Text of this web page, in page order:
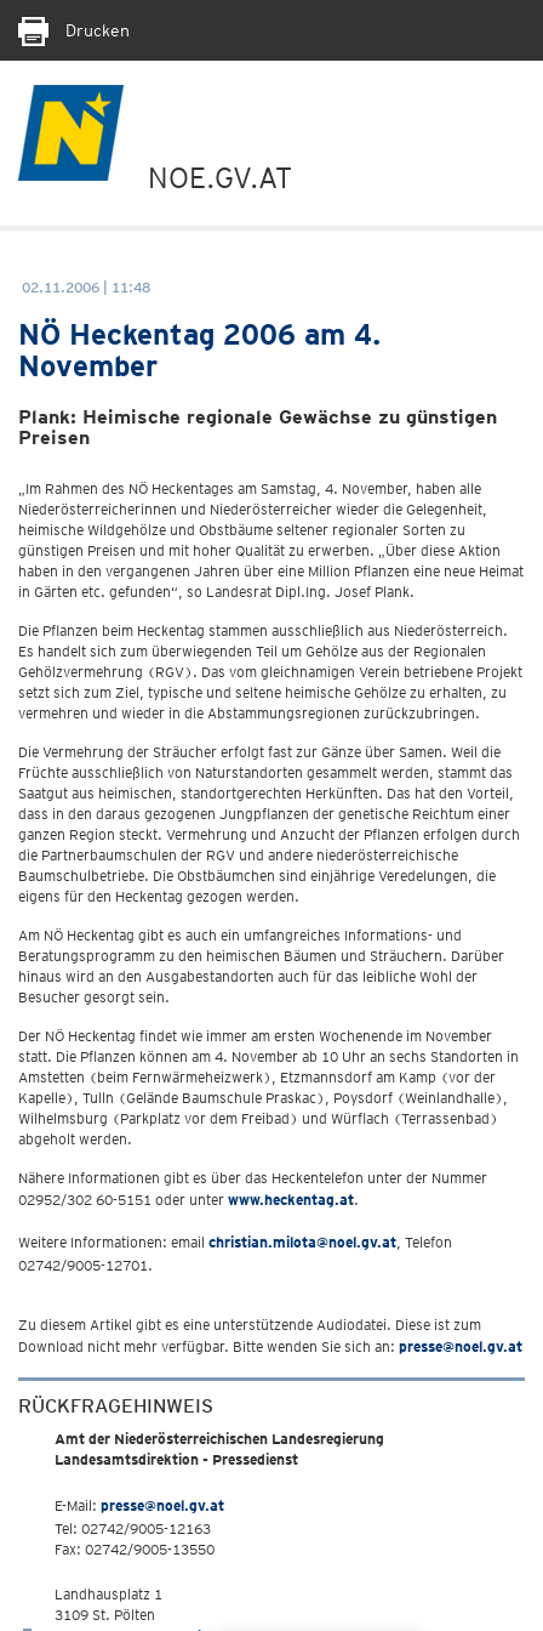
Drucken
NOE.GV.AT
02.11.2006 | 11:48
NÖ Heckentag 2006 am 4.
November
Plank: Heimische regionale Gewächse zu günstigen
Preisen
„Im Rahmen des NÖ Heckentages am Samstag, 4. November, haben alle
Niederösterreicherinnen und Niederösterreicher wieder die Gelegenheit,
heimische Wildgehölze und Obstbäume seltener regionaler Sorten zu
günstigen Preisen und mit hoher Qualität zu erwerben. „Über diese Aktion
haben in den vergangenen Jahren über eine Million Pflanzen eine neue Heimat
in Gärten etc. gefunden“, so Landesrat Dipl.Ing. Josef Plank.
Die Pflanzen beim Heckentag stammen ausschließlich aus Niederösterreich.
Es handelt sich zum überwiegenden Teil um Gehölze aus der Regionalen
Gehölzvermehrung (RGV). Das vom gleichnamigen Verein betriebene Projekt
setzt sich zum Ziel, typische und seltene heimische Gehölze zu erhalten, zu
vermehren und wieder in die Abstammungsregionen zurückzubringen.
Die Vermehrung der Sträucher erfolgt fast zur Gänze über Samen. Weil die
Früchte ausschließlich von Naturstandorten gesammelt werden, stammt das
Saatgut aus heimischen, standortgerechten Herkünften. Das hat den Vorteil,
dass in den daraus gezogenen Jungpflanzen der genetische Reichtum einer
ganzen Region steckt. Vermehrung und Anzucht der Pflanzen erfolgen durch
die Partnerbaumschulen der RGV und andere niederösterreichische
Baumschulbetriebe. Die Obstbäumchen sind einjährige Veredelungen, die
eigens für den Heckentag gezogen werden.
Am NÖ Heckentag gibt es auch ein umfangreiches Informations- und
Beratungsprogramm zu den heimischen Bäumen und Sträuchern. Darüber
hinaus wird an den Ausgabestandorten auch für das leibliche Wohl der
Besucher gesorgt sein.
Der NÖ Heckentag findet wie immer am ersten Wochenende im November
statt. Die Pflanzen können am 4. November ab 10 Uhr an sechs Standorten in
Amstetten (beim Fernwärmeheizwerk), Etzmannsdorf am Kamp (vor der
Kapelle), Tulln (Gelände Baumschule Praskac), Poysdorf (Weinlandhalle),
Wilhelmsburg (Parkplatz vor dem Freibad) und Würflach (Terrassenbad)
abgeholt werden.
Nähere Informationen gibt es über das Heckentelefon unter der Nummer
02952/302 60-5151 oder unter www.heckentag.at.
Weitere Informationen: email christian.milota@noel.gv.at, Telefon
02742/9005-12701.
Zu diesem Artikel gibt es eine unterstützende Audiodatei. Diese ist zum
Download nicht mehr verfügbar. Bitte wenden Sie sich an: presse@noel.gv.at
RÜCKFRAGEHINWEIS
Amt der Niederösterreichischen Landesregierung
Landesamtsdirektion - Pressedienst
E-Mail: presse@noel.gv.at
Tel: 02742/9005-12163
Fax: 02742/9005-13550
Landhausplatz 1
3109 St. Pölten